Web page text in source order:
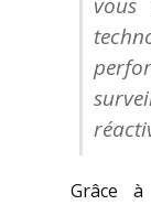
Grâce